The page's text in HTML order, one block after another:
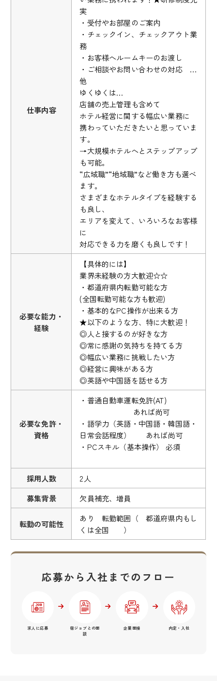
仕事内容
実
・受付やお部屋のご案内
・チェックイン、チェックアウト業
務
・お客様へルームキーのお渡し
・ご相談やお問い合わせの対応 …
他
ゆくゆくは…
店舗の売上管理も含めて
ホテル経営に関する幅広い業務に
携わっていただきたいと思っていま
す。
→大規模ホテルへとステップアップ
も可能。
“広域職”“地域職”など働き方も選べ
ます。
さまざまなホテルタイプを経験する
も良し、
エリアを変えて、いろいろなお客様
に
対応できる力を磨くも良しです！
必要な能力・
経験
【具体的には】
業界未経験の方大歓迎☆☆
・都道府県内転勤可能な方
(全国転勤可能な方も歓迎)
・基本的なPC操作が出来る方
★以下のような方、特に大歓迎！
◎人と接するのが好きな方
◎常に感謝の気持ちを持てる方
◎幅広い業務に挑戦したい方
◎経営に興味がある方
◎英語や中国語を話せる方
必要な免許・
資格
・普通自動車運転免許(AT)
あれば尚可
・語学力（英語・中国語・韓国語・
日常会話程度） あれば尚可
・PCスキル（基本操作） 必須
採用人数
2人
募集背景
欠員補充、増員
転勤の可能性
あり 転勤範囲（ 都道府県内もし
くは全国 ）
応募から入社までのフロー
求人に応募
宿ジョブとの面
談
企業面接 内定・入社